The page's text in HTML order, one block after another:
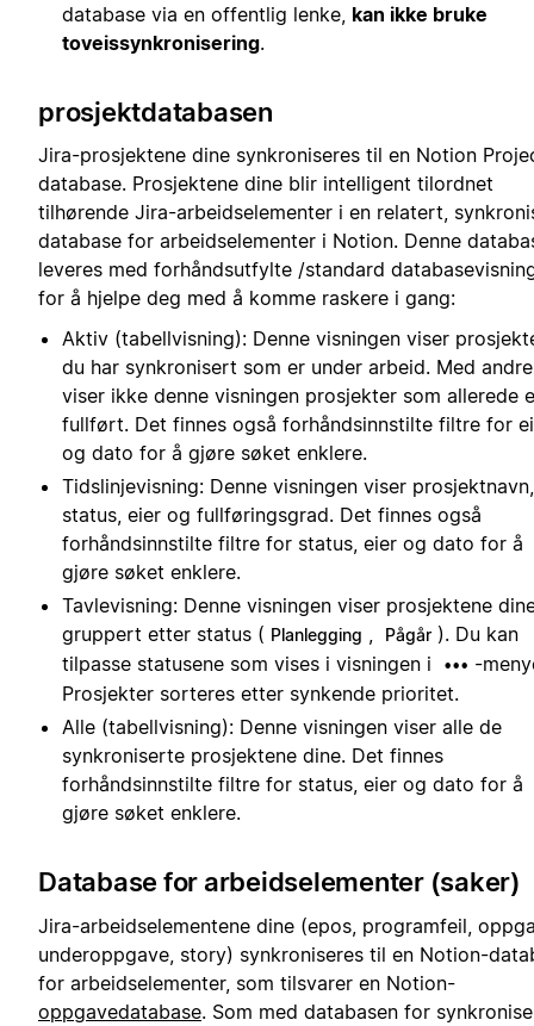
database via en offentlig lenke, kan ikke bruke
toveissynkronisering.
prosjektdatabasen
Jira-prosjektene dine synkroniseres til en Notion
database. Prosjektene dine blir intelligent tilordnet
tilhørende Jira-arbeidselementer i en relatert,
database for arbeidselementer i Notion. Denne
leveres med forhåndsutfylte /standard
for å hjelpe deg med å komme raskere i gang:
Aktiv (tabellvisning): Denne visningen viser
du har synkronisert som er under arbeid. Med
viser ikke denne visningen prosjekter som allerede
fullført. Det finnes også forhåndsinnstilte filtre for
og dato for å gjøre søket enklere.
Tidslinjevisning: Denne visningen viser prosjektnavn,
status, eier og fullføringsgrad. Det finnes også
forhåndsinnstilte filtre for status, eier og dato for å
gjøre søket enklere.
Tavlevisning: Denne visningen viser prosjektene
gruppert etter status ( Planlegging , Pågår ). Du kan
tilpasse statusene som vises i visningen i
••• -
Prosjekter sorteres etter synkende prioritet.
Alle (tabellvisning): Denne visningen viser alle de
synkroniserte prosjektene dine. Det finnes
forhåndsinnstilte filtre for status, eier og dato for å
gjøre søket enklere.
Database for arbeidselementer (saker)
Jira-arbeidselementene dine (epos, programfeil,
underoppgave, story) synkroniseres til en Notion-
for arbeidselementer, som tilsvarer en Notion-
oppgavedatabase. Som med databasen for